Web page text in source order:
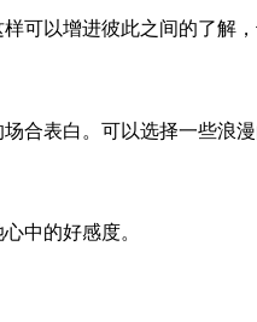
可以增进彼此之间的了解，
合表白。可以选择一些浪
中的好感度。